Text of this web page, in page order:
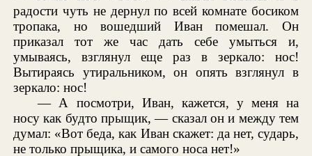
радости чуть не дернул по всей комнате босиком
тропака, но вошедший Иван помешал. Он
приказал тот же час дать себе умыться и,
умываясь, взглянул еще раз в зеркало: нос!
Вытираясь утиральником, он опять взглянул в
зеркало: нос!
— А посмотри, Иван, кажется, у меня на
носу как будто прыщик, — сказал он и между тем
думал: «Вот беда, как Иван скажет: да нет, сударь,
не только прыщика, и самого носа нет!»